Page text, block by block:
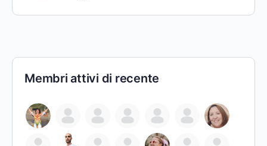
Membri attivi di recente